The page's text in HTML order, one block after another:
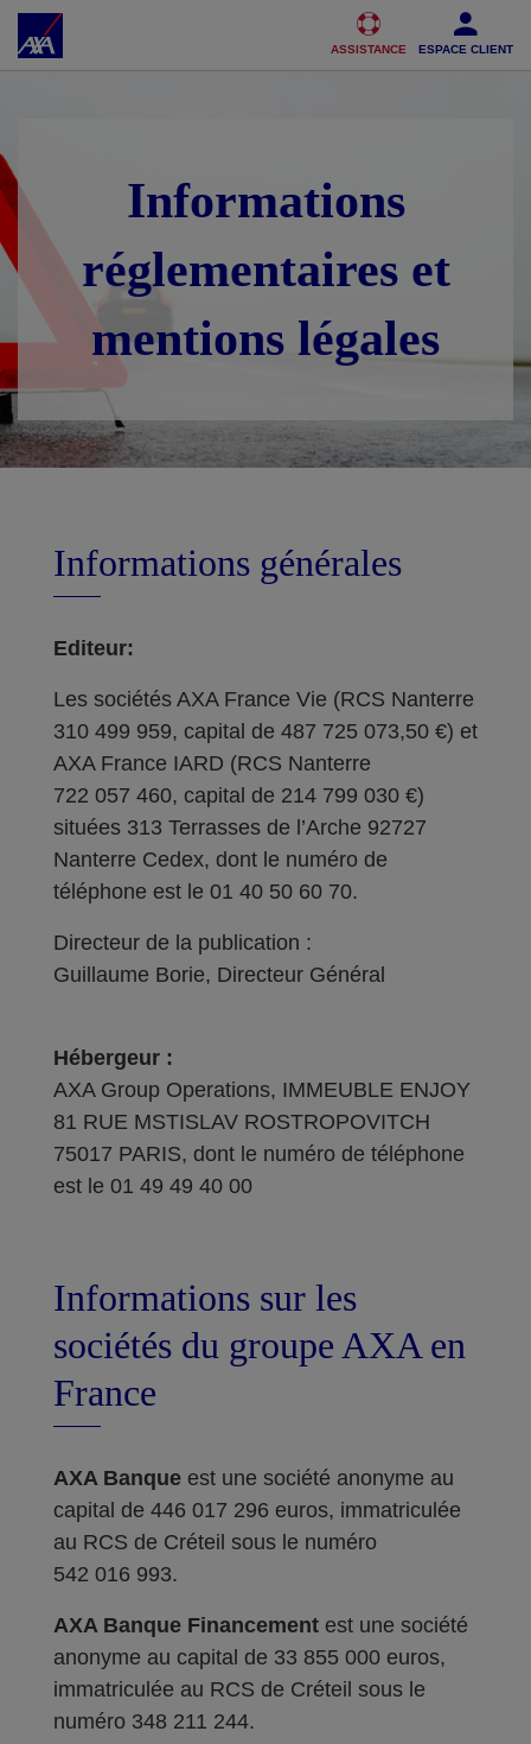
Accéder au Contenu Accéder au Pied de page
ASSISTANCE ESPACE CLIENT
Informations
réglementaires et
mentions légales
Informations générales
Editeur:
Les sociétés AXA France Vie (RCS Nanterre
310 499 959, capital de 487 725 073,50 €) et
AXA France IARD (RCS Nanterre
722 057 460, capital de 214 799 030 €)
situées 313 Terrasses de l’Arche 92727
Nanterre Cedex, dont le numéro de
téléphone est le 01 40 50 60 70.
Directeur de la publication :
Guillaume Borie, Directeur Général
Hébergeur :
AXA Group Operations, IMMEUBLE ENJOY
81 RUE MSTISLAV ROSTROPOVITCH
75017 PARIS, dont le numéro de téléphone
est le 01 49 49 40 00
Informations sur les
sociétés du groupe AXA en
France
AXA Banque est une société anonyme au
capital de 446 017 296 euros, immatriculée
au RCS de Créteil sous le numéro
542 016 993.
AXA Banque Financement est une société
anonyme au capital de 33 855 000 euros,
immatriculée au RCS de Créteil sous le
numéro 348 211 244.